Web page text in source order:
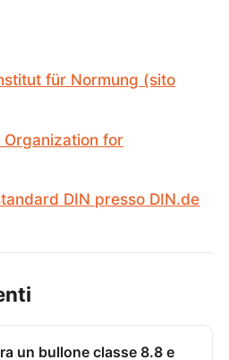
für Normung (sito
Organization for
DIN presso DIN.de
un bullone classe 8.8 e